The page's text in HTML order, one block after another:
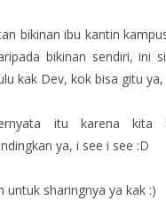
bikinan ibu kantin
bikinan sendiri, ini
kak Dev, kok bisa gitu ya,
itu karena kita
ya, i see i see :D
untuk sharingnya ya kak :)